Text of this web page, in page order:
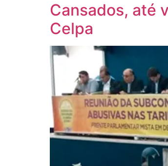
Cansados, até
Celpa